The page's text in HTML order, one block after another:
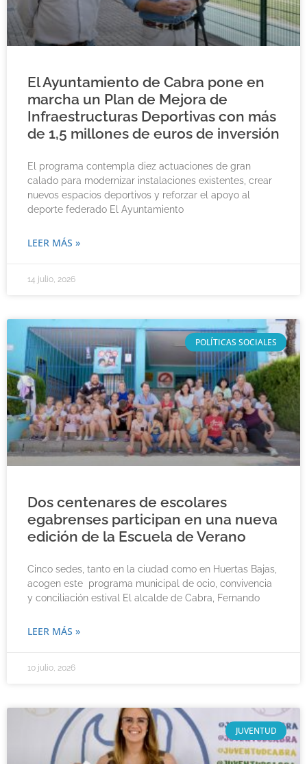
El Ayuntamiento de Cabra pone en
marcha un Plan de Mejora de
Infraestructuras Deportivas con más
de 1,5 millones de euros de inversión
El programa contempla diez actuaciones de gran
calado para modernizar instalaciones existentes, crear
nuevos espacios deportivos y reforzar el apoyo al
deporte federado El Ayuntamiento
LEER MÁS »
14 julio, 2026
POLÍTICAS SOCIALES
Dos centenares de escolares
egabrenses participan en una nueva
edición de la Escuela de Verano
Cinco sedes, tanto en la ciudad como en Huertas Bajas,
acogen este programa municipal de ocio, convivencia
y conciliación estival El alcalde de Cabra, Fernando
LEER MÁS »
10 julio, 2026
JUVENTUD